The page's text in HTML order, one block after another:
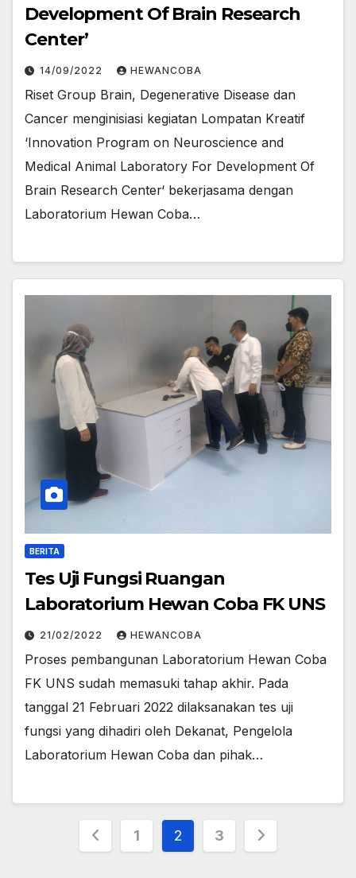
Development Of Brain Research
Center’
14/09/2022 HEWANCOBA
Riset Group Brain, Degenerative Disease dan
Cancer menginisiasi kegiatan Lompatan Kreatif
‘Innovation Program on Neuroscience and
Medical Animal Laboratory For Development Of
Brain Research Center‘ bekerjasama dengan
Laboratorium Hewan Coba…
BERITA
Tes Uji Fungsi Ruangan
Laboratorium Hewan Coba FK UNS
21/02/2022 HEWANCOBA
Proses pembangunan Laboratorium Hewan Coba
FK UNS sudah memasuki tahap akhir. Pada
tanggal 21 Februari 2022 dilaksanakan tes uji
fungsi yang dihadiri oleh Dekanat, Pengelola
Laboratorium Hewan Coba dan pihak…
Posts
1 2 3